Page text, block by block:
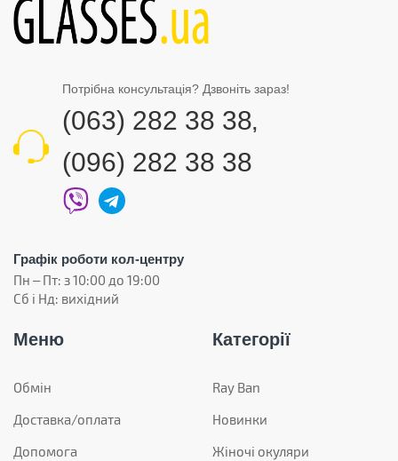
Потрібна консультація? Дзвоніть зараз!
(063) 282 38 38,
(096) 282 38 38
Графік роботи кол-центру
Пн – Пт: з 10:00 до 19:00
Сб і Нд: вихідний
Меню
Обмін
Доставка/оплата
Допомога
Категорії
Ray Ban
Новинки
Жіночі окуляри